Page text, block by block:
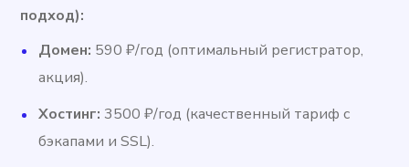
подход):
Домен: 590 ₽/год (оптимальный регистратор,
акция).
Хостинг: 3500 ₽/год (качественный тариф с
бэкапами и SSL).